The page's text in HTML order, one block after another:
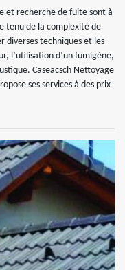
et recherche de fuite sont à
tenu de la complexité de
diverses techniques et les
l’utilisation d’un fumigène,
Caseacsch Nettoyage
ses services à des prix